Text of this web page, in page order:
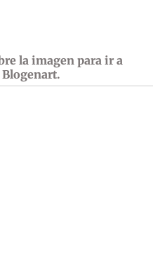
la imagen para ir a